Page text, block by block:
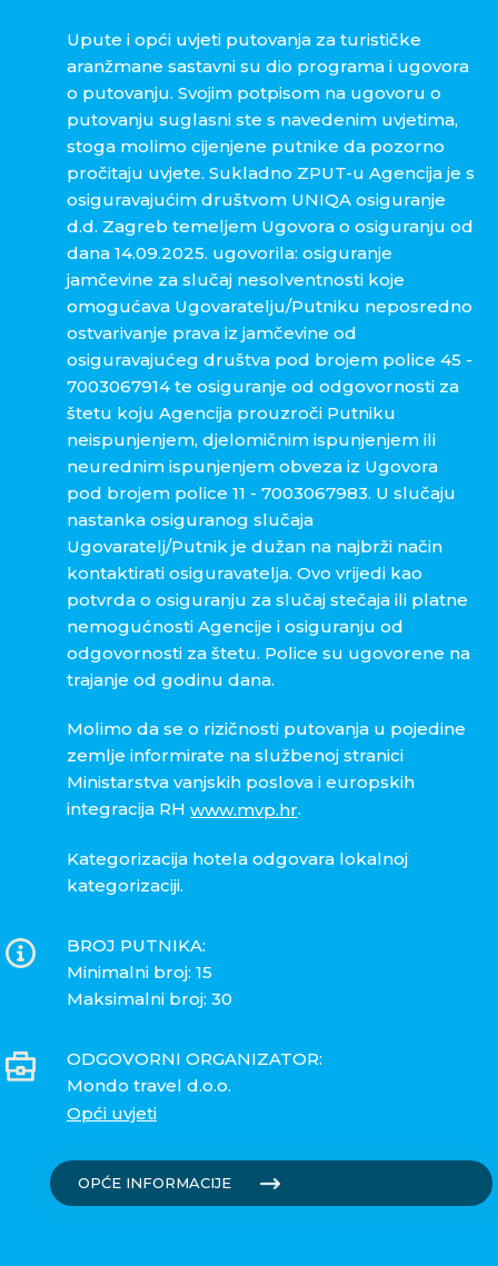
Upute i opći uvjeti putovanja za turističke
aranžmane sastavni su dio programa i ugovora
o putovanju. Svojim potpisom na ugovoru o
putovanju suglasni ste s navedenim uvjetima,
stoga molimo cijenjene putnike da pozorno
pročitaju uvjete. Sukladno ZPUT-u Agencija je s
osiguravajućim društvom UNIQA osiguranje
d.d. Zagreb temeljem Ugovora o osiguranju od
dana 14.09.2025. ugovorila: osiguranje
jamčevine za slučaj nesolventnosti koje
omogućava Ugovaratelju/Putniku neposredno
ostvarivanje prava iz jamčevine od
osiguravajućeg društva pod brojem police 45 -
7003067914 te osiguranje od odgovornosti za
štetu koju Agencija prouzroči Putniku
neispunjenjem, djelomičnim ispunjenjem ili
neurednim ispunjenjem obveza iz Ugovora
pod brojem police 11 - 7003067983. U slučaju
nastanka osiguranog slučaja
Ugovaratelj/Putnik je dužan na najbrži način
kontaktirati osiguravatelja. Ovo vrijedi kao
potvrda o osiguranju za slučaj stečaja ili platne
nemogućnosti Agencije i osiguranju od
odgovornosti za štetu. Police su ugovorene na
trajanje od godinu dana.
Molimo da se o rizičnosti putovanja u pojedine
zemlje informirate na službenoj stranici
Ministarstva vanjskih poslova i europskih
integracija RH www.mvp.hr.
Kategorizacija hotela odgovara lokalnoj
kategorizaciji.
BROJ PUTNIKA:
Minimalni broj: 15
Maksimalni broj: 30
ODGOVORNI ORGANIZATOR:
Mondo travel d.o.o.
Opći uvjeti
OPĆE INFORMACIJE